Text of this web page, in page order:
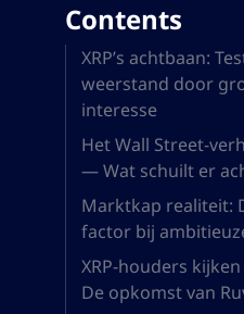
Contents
XRP’s achtbaan:
weerstand door
interesse
Het Wall Street-
— Wat schuilt er
Marktkap realiteit:
factor bij
XRP-houders
De opkomst van